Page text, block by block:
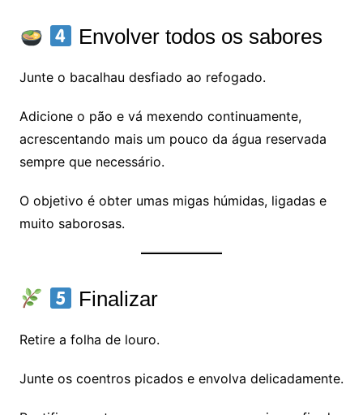
Envolver todos os sabores
Junte o bacalhau desfiado ao refogado.
Adicione o pão e vá mexendo continuamente,
acrescentando mais um pouco da água reservada
sempre que necessário.
O objetivo é obter umas migas húmidas, ligadas e
muito saborosas.
Finalizar
Retire a folha de louro.
Junte os coentros picados e envolva delicadamente.